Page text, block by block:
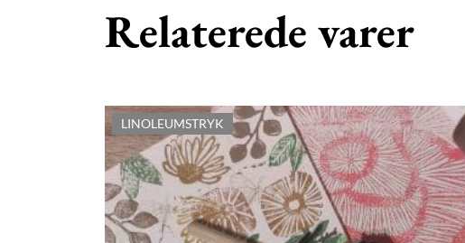
Relaterede varer
LINOLEUMSTRYK